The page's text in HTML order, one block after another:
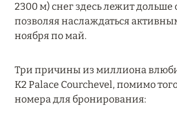
12 ноября 2025
NOVEMBER
2300 м) снег здесь лежит дольше
позволяя наслаждаться
ноября по май.
Три причины из миллиона
K2 Palace Courchevel, помимо
номера для бронирования: